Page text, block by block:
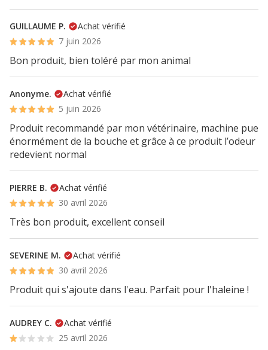
GUILLAUME P.
Achat vérifié
7 juin 2026
Bon produit, bien toléré par mon animal
Anonyme.
Achat vérifié
5 juin 2026
Produit recommandé par mon vétérinaire, machine pue
énormément de la bouche et grâce à ce produit l’odeur
redevient normal
PIERRE B.
Achat vérifié
30 avril 2026
Très bon produit, excellent conseil
SEVERINE M.
Achat vérifié
30 avril 2026
Produit qui s'ajoute dans l'eau. Parfait pour l'haleine !
AUDREY C.
Achat vérifié
25 avril 2026